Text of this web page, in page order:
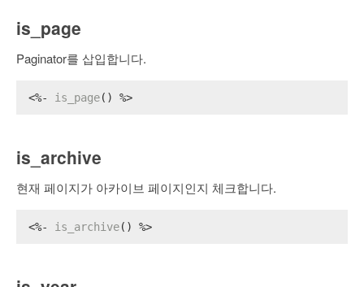
is_page
Paginator를 삽입합니다.
<%- is_page() %>
is_archive
현재 페이지가 아카이브 페이지인지 체크합니다.
<%- is_archive() %>